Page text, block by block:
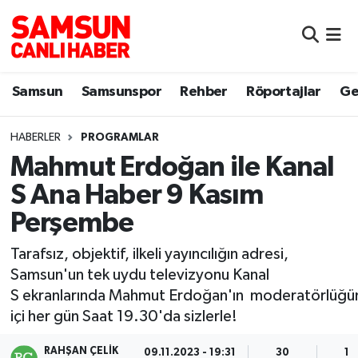
Samsun Samsunspor Rehber Röportajlar
HABERLER PROGRAMLAR
Mahmut Erdoğan ile Kanal
S Ana Haber 9 Kasım
Perşembe
Tarafsız, objektif, ilkeli yayıncılığın adresi,
Samsun'un tek uydu televizyonu Kanal
S ekranlarında Mahmut Erdoğan'ın
içi her gün Saat 19.30'da sizlerle!
RAHŞAN ÇELIK 09.11.2023 - 19:31 30
Samsun
Sokak Röportajları
Genel
Dünya
Eğitim
Sağlık
Yemek
Samsun Nöbetçi Eczaneler
Samsun Hava Durumu
Samsun Namaz Vakitleri
Samsun Trafik Yoğunluk Haritası
Süper Lig Puan Durumu ve Fikstür
Tüm Manşetler
Son Dakika Haberleri
Haber Arşivi